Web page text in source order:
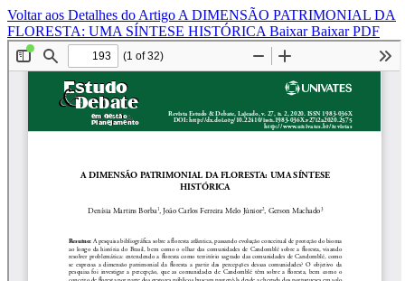
Voltar aos Detalhes do Artigo A DIMENSÃO PATRIMONIAL DA
FLORESTA: UMA SÍNTESE HISTÓRICA BaixarBaixar PDF